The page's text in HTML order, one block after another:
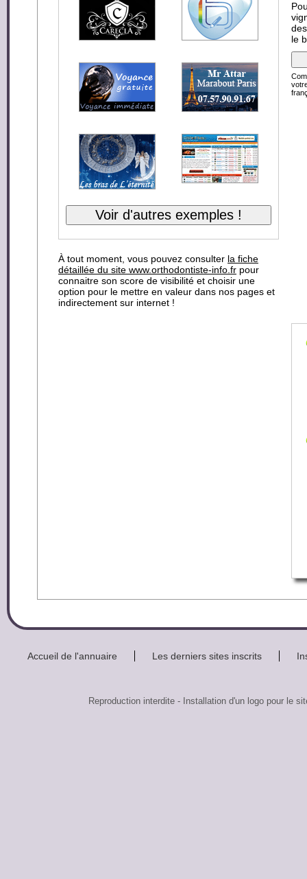
À tout moment, vous pouvez consulter la fiche
détaillée du site www.orthodontiste-info.fr pour
connaitre son score de visibilité et choisir une
option pour le mettre en valeur dans nos pages et
indirectement sur internet !
le
Accueil de l'annuaire Les derniers sites inscrits
Reproduction interdite - Installation d'un logo pour le